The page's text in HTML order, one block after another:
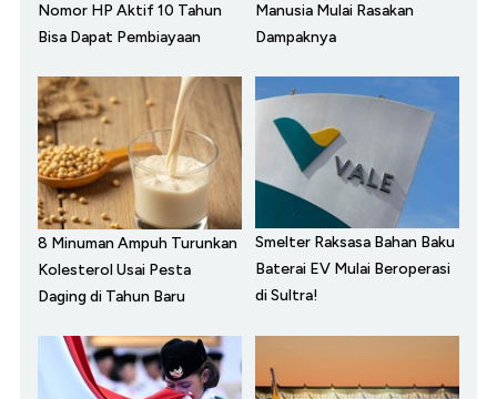
Nomor HP Aktif 10 Tahun
Bisa Dapat Pembiayaan
Manusia Mulai Rasakan
Dampaknya
8 Minuman Ampuh Turunkan
Kolesterol Usai Pesta
Daging di Tahun Baru
Smelter Raksasa Bahan Baku
Baterai EV Mulai Beroperasi
di Sultra!